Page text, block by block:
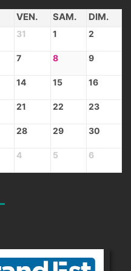
VEN. SAM. DIM.
31 1 2
7 8 9
14 15 16
21 22 23
28 29 30
4 5 6